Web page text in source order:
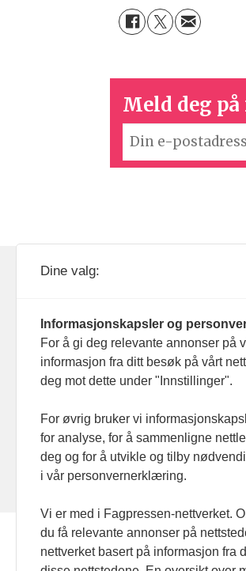
Meld deg
093 182
Dine valg:
Informasjonskapsler og
For å gi deg relevante annonser på
informasjon fra ditt besøk på vårt
deg mot dette under "Innstillinger".
For øvrig bruker vi
for analyse, for å sammenligne
deg og for å utvikle og tilby
i vår personvernerklæring.
Vi er med i Fagpressen-nettverket.
du få relevante annonser på
nettverket basert på informasjon fra